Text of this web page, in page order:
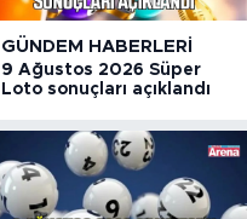
GÜNDEM HABERLERI
9 Ağustos 2026 Süper
Loto sonuçları açıklandı